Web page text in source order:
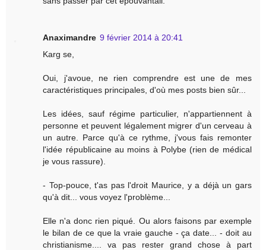
Anaximandre 9 février 2014 à 20:41
Karg se,
Oui, j'avoue, ne rien comprendre est une de mes
caractéristiques principales, d'où mes posts bien sûr...
Les idées, sauf régime particulier, n'appartiennent à
personne et peuvent légalement migrer d'un cerveau à
un autre. Parce qu'à ce rythme, j'vous fais remonter
l'idée républicaine au moins à Polybe (rien de médical
je vous rassure).
- Top-pouce, t'as pas l'droit Maurice, y a déjà un gars
qu'à dit... vous voyez l'problème...
Elle n'a donc rien piqué. Ou alors faisons par exemple
le bilan de ce que la vraie gauche - ça date... - doit au
christianisme.... va pas rester grand chose à part